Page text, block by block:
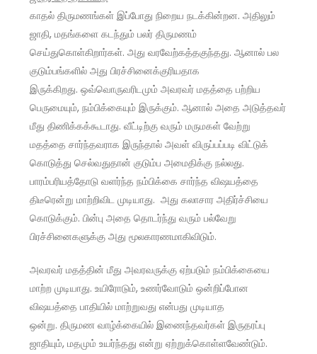
காதல் திருமணங்கள் இப்போது நிறைய நடக்கின்றன. அதிலும்
ஜாதி, மதங்களை கடந்தும் பலர் திருமணம்
செய்துகொள்கிறார்கள். அது வரவேற்கத்தகுந்தது. ஆனால் பல
குடும்பங்களில் அது பிரச்சினைக்குரியதாக
இருக்கிறது. ஒவ்வொருவரிடமும் அவரவர் மதத்தை பற்றிய
பெருமையும், நம்பிக்கையும் இருக்கும். ஆனால் அதை அடுத்தவர்
மீது திணிக்கக்கூடாது. வீட்டிற்கு வரும் மருமகள் வேற்று
மதத்தை சார்ந்தவராக இருந்தால் அவள் விருப்பப்படி விட்டுக்
கொடுத்து செல்வதுதான் குடும்ப அமைதிக்கு நல்லது.
பாரம்பரியத்தோடு வளர்ந்த நம்பிக்கை சார்ந்த விஷயத்தை
திடீரென்று மாற்றிவிட முடியாது. அது கலாசார அதிர்ச்சியை
கொடுக்கும். பின்பு அதை தொடர்ந்து வரும் பல்வேறு
பிரச்சினைகளுக்கு அது மூலகாரணமாகிவிடும்.
அவரவர் மதத்தின் மீது அவரவருக்கு ஏற்படும் நம்பிக்கையை
மாற்ற முடியாது. உயிரோடும், உணர்வோடும் ஒன்றிப்போன
விஷயத்தை பாதியில் மாற்றுவது என்பது முடியாத
ஒன்று. திருமண வாழ்க்கையில் இணைந்தவர்கள் இருதரப்பு
ஜாதியும், மதமும் உயர்ந்தது என்று ஏற்றுக்கொள்ளவேண்டும்.